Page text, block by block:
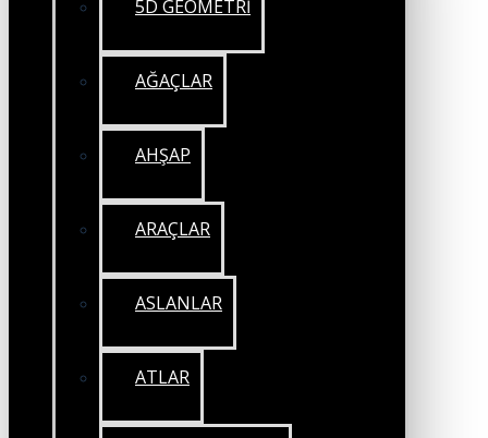
5D GEOMETRİ
AĞAÇLAR
AHŞAP
ARAÇLAR
ASLANLAR
ATLAR